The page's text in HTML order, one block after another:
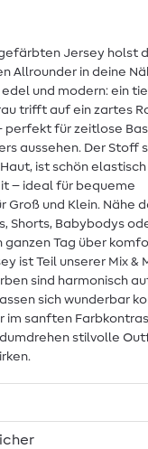
Jersey holst
Allrounder in deine
edel und modern: ein
trifft auf ein zartes
perfekt für zeitlose
aussehen. Der Stoff
ist schön
– ideal für bequeme
Groß und Klein. Nähe
Shorts, Babybodys
ganzen Tag über
ist Teil unserer Mix &
sind harmonisch
sich wunderbar
im sanften
stilvolle